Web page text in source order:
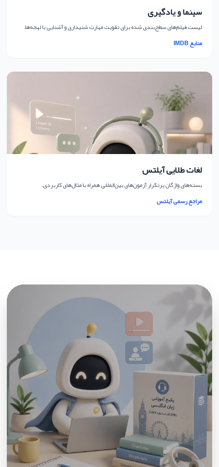
سینما و یادگیری
لیست فیلم‌های سطح‌بندی شده برای تقویت مهارت شنیداری و آشنایی با لهجه‌ها.
منابع IMDB
لغات طلایی آیلتس
بسته‌های واژگان پرتکرار آزمون‌های بین‌المللی همراه با مثال‌های کاربردی.
مراجع رسمی آیلتس